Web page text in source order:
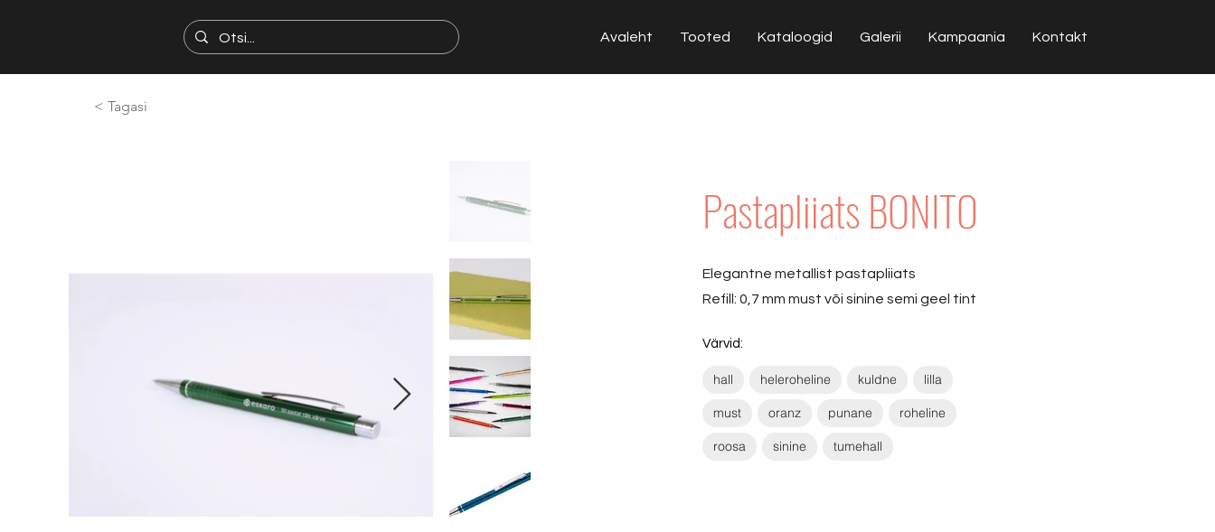
Avaleht Tooted Kataloogid Galerii Kampaania Kontakt
< Tagasi
Pastapliiats BONITO
Elegantne metallist pastapliiats
Refill: 0,7 mm must või sinine semi geel tint
Värvid:
hall heleroheline kuldne lilla
must oranz punane roheline
roosa sinine tumehall